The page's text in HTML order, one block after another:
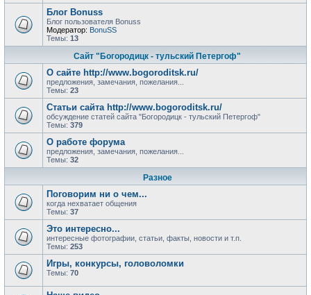
Блог Bonuss
Блог пользователя Bonuss
Модератор: BonuSS
Темы: 13
Сайт "Богородицк - тульский Петергоф"
О сайте http://www.bogoroditsk.ru/
предложения, замечания, пожелания...
Темы: 23
Статьи сайта http://www.bogoroditsk.ru/
обсуждение статей сайта "Богородицк - тульский Петергоф"
Темы: 379
О работе форума
предложения, замечания, пожелания...
Темы: 32
Разное
Поговорим ни о чем...
когда нехватает общения
Темы: 37
Это интересно...
интересные фотографии, статьи, факты, новости и т.п.
Темы: 253
Игры, конкурсы, головоломки
Темы: 70